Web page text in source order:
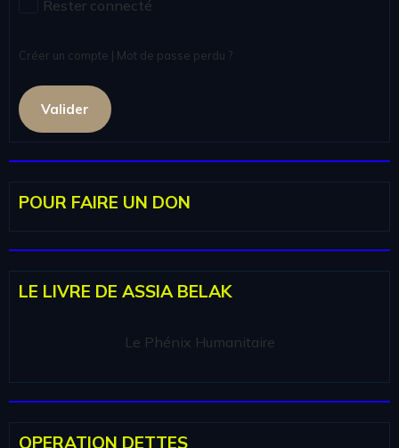
Rester connecté
Créer un compte | Mot de passe perdu ?
Valider
POUR FAIRE UN DON
LE LIVRE DE ASSIA BELAK
Le Phénix Humanitaire
OPERATION DETTES